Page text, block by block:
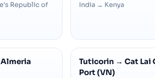
Republic of
India → Kenya
Almeria Tuticorin → Cat Lai
Port (VN)